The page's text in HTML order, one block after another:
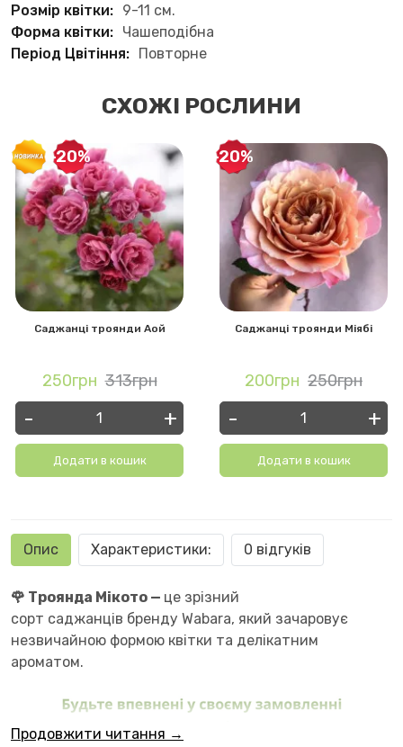
Розмір квітки: 9-11 см.
Форма квітки: Чашеподібна
Період Цвітіння: Повторне
СХОЖІ РОСЛИНИ
-20%
Саджанці троянди Аой
250грн 313грн
- +
Додати в кошик
-20%
Саджанці троянди Міябі
200грн 250грн
- +
Додати в кошик
Опис Характеристики: 0 відгуків
🌹 Троянда Мікото — це зрізний
сорт саджанців бренду Wabara, який зачаровує
незвичайною формою квітки та делікатним
ароматом.
Продовжити читання →